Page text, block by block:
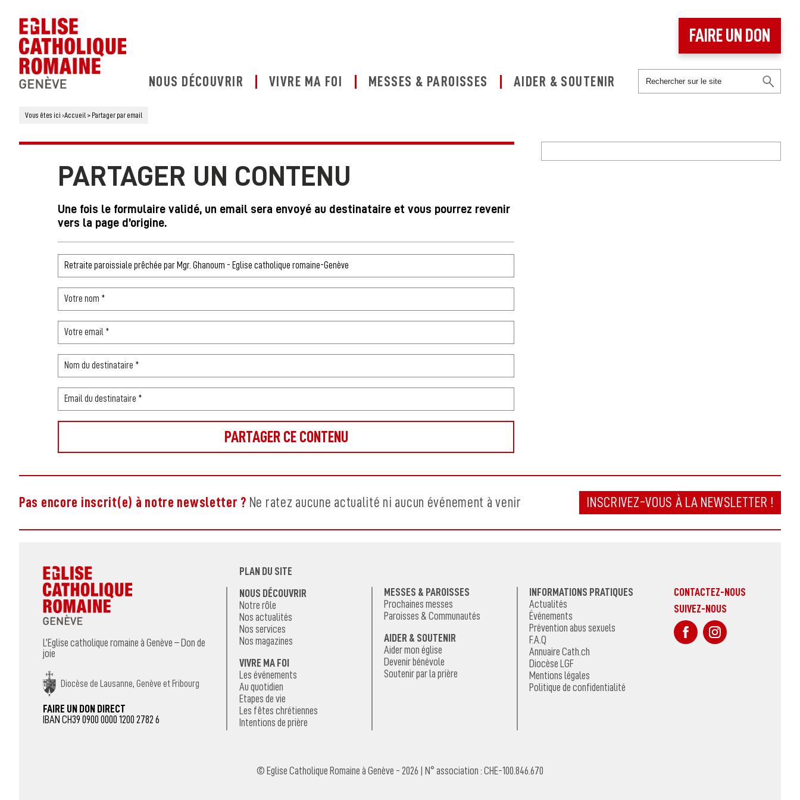
NOUS DÉCOUVRIR VIVRE MA FOI MESSES & PAROISSES AIDER & SOUTENIR
FAIRE UN DON
Vous êtes ici ›Accueil > Partager par email
PARTAGER UN CONTENU
Une fois le formulaire validé, un email sera envoyé au destinataire et vous pourrez revenir
vers la page d’origine.
Pas encore inscrit(e) à notre newsletter ? Ne ratez aucune actualité ni aucun événement à venir INSCRIVEZ-VOUS À LA NEWSLETTER !
L’Eglise catholique romaine à Genève – Don de
joie
Diocèse de Lausanne, Genève et Fribourg
FAIRE UN DON DIRECT
IBAN CH39 0900 0000 1200 2782 6
PLAN DU SITE
NOUS DÉCOUVRIR
Notre rôle
Nos actualités
Nos services
Nos magazines
VIVRE MA FOI
Les événements
Au quotidien
Etapes de vie
Les fêtes chrétiennes
Intentions de prière
MESSES & PAROISSES
Prochaines messes
Paroisses & Communautés
AIDER & SOUTENIR
Aider mon église
Devenir bénévole
Soutenir par la prière
INFORMATIONS PRATIQUES
Actualités
Événements
Prévention abus sexuels
F.A.Q
Annuaire Cath.ch
Diocèse LGF
Mentions légales
Politique de confidentialité
CONTACTEZ-NOUS
SUIVEZ-NOUS
sur Facebook
© Eglise Catholique Romaine à Genève - 2026 | N° association : CHE-100.846.670